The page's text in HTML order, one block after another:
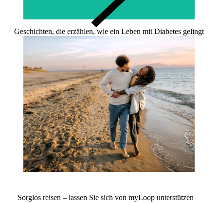
Geschichten, die erzählen, wie ein Leben mit Diabetes gelingt
Sorglos reisen – lassen Sie sich von myLoop unterstützen